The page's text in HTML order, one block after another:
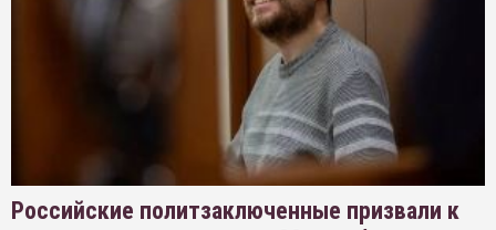
Российские политзаключенные призвали к